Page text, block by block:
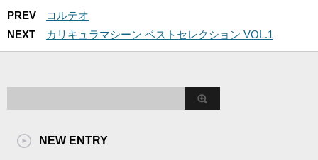
PREV
コルテオ
NEXT
カリキュラマシーン ベストセレクション VOL.1
NEW ENTRY